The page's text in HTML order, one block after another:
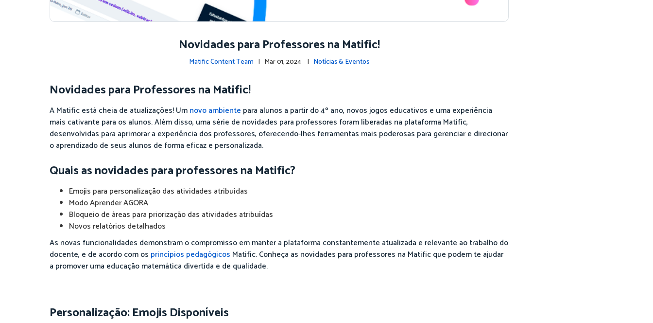
Novidades para Professores na Matific!
Matific Content Team | Mar 01, 2024 | Notícias & Eventos
Novidades para Professores na Matific!
A Matific está cheia de atualizações! Umnovo ambiente para alunos a partir do 4º ano, novos jogos educativos e uma experiência
mais cativante para os alunos. Além disso, uma série de novidades para professores foram liberadas na plataforma Matific,
desenvolvidas para aprimorar a experiência dos professores, oferecendo-lhes ferramentas mais poderosas para gerenciar e direcionar
o aprendizado de seus alunos de forma eficaz e personalizada.
Quais as novidades para professores na Matific?
Emojis para personalização das atividades atribuídas
Modo Aprender AGORA
Bloqueio de áreas para priorização das atividades atribuídas
Novos relatórios detalhados
As novas funcionalidades demonstram o compromisso em manter a plataforma constantemente atualizada e relevante ao trabalho do
docente, e de acordo com os princípios pedagógicos Matific. Conheça as novidades para professores na Matific que podem te ajudar
a promover uma educação matemática divertida e de qualidade.
Personalização: Emojis Disponíveis